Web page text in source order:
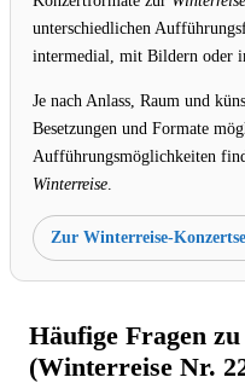
unterschiedlichen
intermedial, mit Bildern oder
Je nach Anlass, Raum und
Besetzungen und Formate
Aufführungsmöglichkeiten
Winterreise
Zur Winterreise-
Häufige Fragen
(Winterreise Nr.